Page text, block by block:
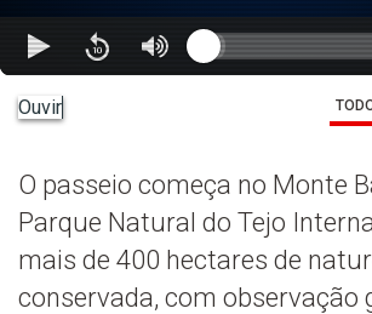
Ouvir
O passeio começa no Monte
Parque Natural do Tejo
mais de 400 hectares de
conservada, com observação